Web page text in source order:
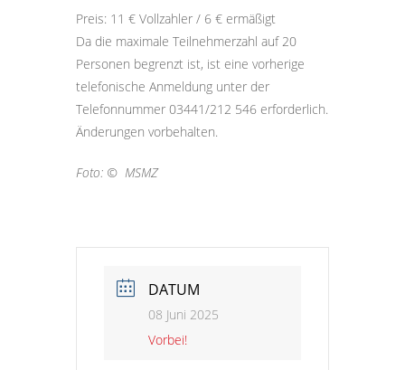
Preis: 11 € Vollzahler / 6 € ermäßigt
Da die maximale Teilnehmerzahl auf 20
Personen begrenzt ist, ist eine vorherige
telefonische Anmeldung unter der
Telefonnummer 03441/212 546 erforderlich.
Änderungen vorbehalten.
Foto: © MSMZ
DATUM
08 Juni 2025
Vorbei!